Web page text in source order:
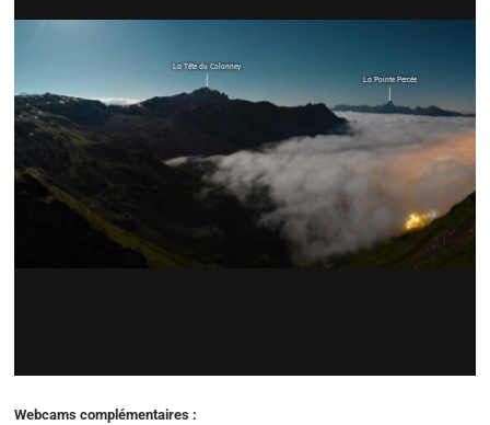
Webcams complémentaires :